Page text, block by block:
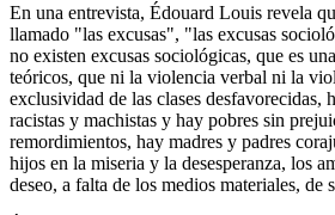
En una entrevista, Édouard Louis revela
llamado "las excusas", "las excusas
no existen excusas sociológicas, que es
teóricos, que ni la violencia verbal ni la
exclusividad de las clases desfavorecidas,
racistas y machistas y hay pobres sin
remordimientos, hay madres y padres
hijos en la miseria y la desesperanza, los
deseo, a falta de los medios materiales, de